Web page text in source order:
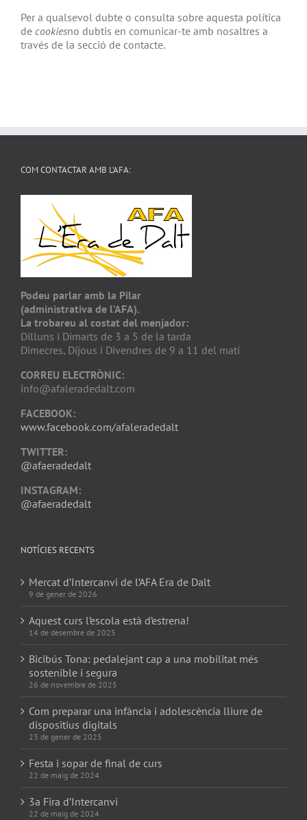
Per a qualsevol dubte o consulta sobre aquesta política
de cookiesno dubtis en comunicar-te amb nosaltres a
través de la secció de contacte.
COM CONTACTAR AMB L’AFA:
Podeu parlar amb la Pilar
(administrativa de l’AFA).
La trobareu al costat del menjador:
Dilluns i Dimarts de 3 a 5 de la tarda
Dimecres, Dijous i Divendres de 9 a 11 del matí
CORREU ELECTRÒNIC:
info@afaleradedalt.com
FACEBOOK:
www.facebook.com/afaleradedalt
TWITTER:
@afaeradedalt
INSTAGRAM:
@afaeradedalt
NOTÍCIES RECENTS
Mercat d’Intercanvi de l’AFA Era de Dalt
9 de gener de 2026
Aquest curs l’escola està d’estrena!
14 de desembre de 2025
Bicibús Tona: pedalejant cap a una mobilitat més
sostenible i segura
26 de novembre de 2025
Com preparar una infància i adolescència lliure de
dispositius digitals
23 de gener de 2025
Festa i sopar de final de curs
22 de maig de 2024
3a Fira d’Intercanvi
22 de maig de 2024